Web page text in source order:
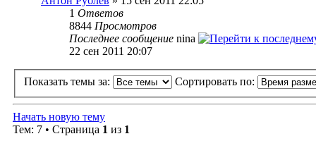
1 Ответов
8844 Просмотров
Последнее сообщение nina
22 сен 2011 20:07
Показать темы за: Сортировать по:
Начать новую тему
Тем: 7 • Страница 1 из 1